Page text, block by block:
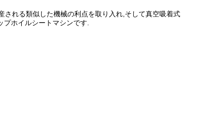
れる類似した機械の利点を取り入れ,そして真空吸着式
ホイルシートマシンです.